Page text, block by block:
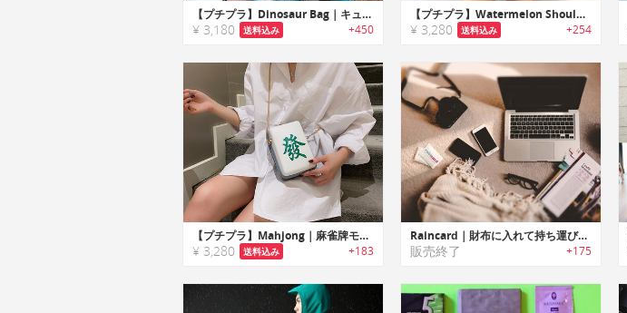
【プチプラ】Dinosaur Bag｜キュートな恐竜モチーフのショルダーバッグ
¥ 3,180 送料込み +450
【プチプラ】Watermelon Shoulder Bag｜スイカモチーフPUレザー製レディースショルダーバッグ
¥ 3,280 送料込み +254
【プチプラ】Mahjong｜麻雀牌モチーフのレディースバッグ
¥ 3,280 送料込み +183
Raincard｜財布に入れて持ち運び可能なクレジットカードサイズレインコート「レインカード」
販売終了 +175